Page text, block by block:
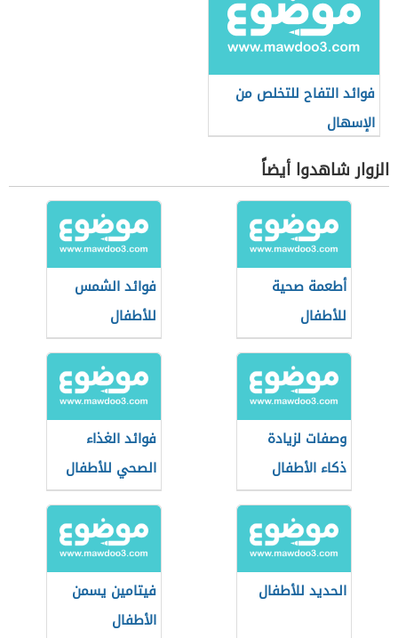
فوائد التفاح للتخلص من
الإسهال
الزوار شاهدوا أيضاً
أطعمة صحية
للأطفال
فوائد الشمس
للأطفال
وصفات لزيادة
ذكاء الأطفال
فوائد الغذاء
الصحي للأطفال
الحديد للأطفال
فيتامين يسمن
الأطفال